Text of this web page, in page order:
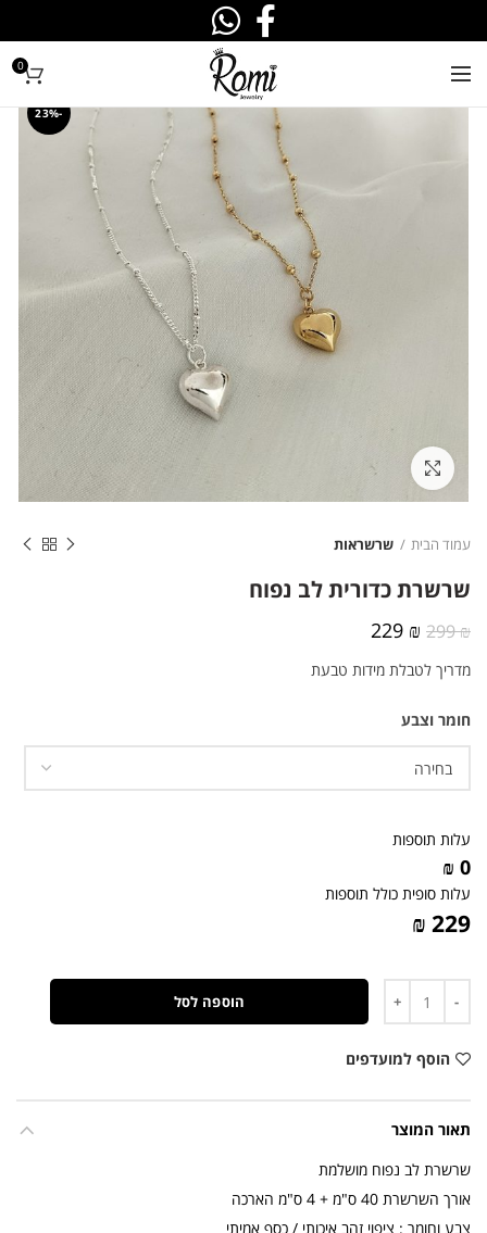
0
-23%
לחצו להגדלה
עמוד הבית שרשראות
שרשרת כדורית לב נפוח
299₪
המחיר
היה:
229 ₪
הוא:
מדריך לטבלת מידות טבעת
חומר וצבע
עלות תוספות
0 ₪
עלות סופית כולל תוספות
229 ₪
הוספה לסל
הוסף למועדפים
תאור המוצר
שרשרת לב נפוח מושלמת
אורך השרשרת 40 ס"מ + 4 ס"מ הארכה
צבע וחומר : ציפוי זהב איכותי / כסף אמיתי